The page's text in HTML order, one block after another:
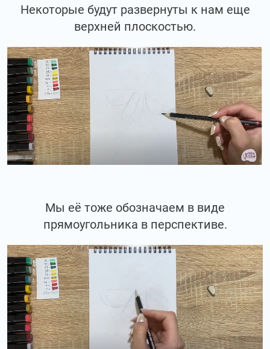
Некоторые будут развернуты к нам еще
верхней плоскостью.
Мы её тоже обозначаем в виде
прямоугольника в перспективе.